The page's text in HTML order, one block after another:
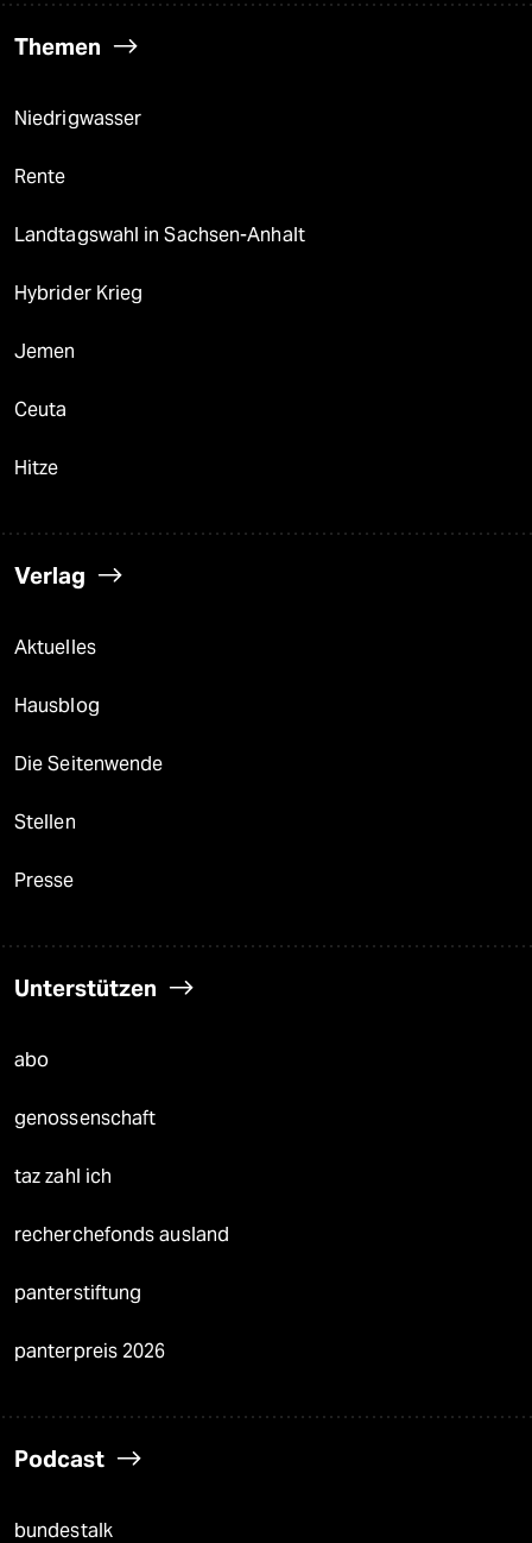
Themen
Niedrigwasser
Rente
Landtagswahl in Sachsen-Anhalt
Hybrider Krieg
Jemen
Ceuta
Hitze
Verlag
Aktuelles
Hausblog
Die Seitenwende
Stellen
Presse
Unterstützen
abo
genossenschaft
taz zahl ich
recherchefonds ausland
panterstiftung
panterpreis 2026
Podcast
bundestalk